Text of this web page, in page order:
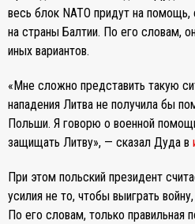
весь блок NATO придут на
на страны Балтии. По его словам,
иных вариантов.
«Мне сложно представить такую
нападения Литва не получила бы
Польши. Я говорю о военной
защищать Литву», — сказал Дуда в
При этом польский президент
усилия не то, чтобы выиграть
По его словам, только правильная